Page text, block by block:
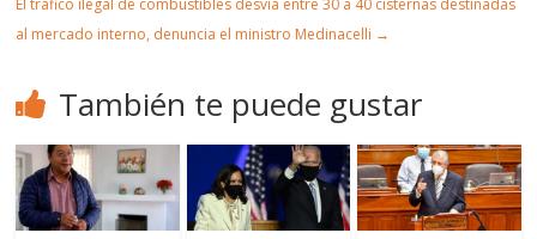
El tráfico ilegal de combustibles desvía entre 30 a 40 cisternas destinadas
al mercado interno, denuncia el ministro Medinacelli →
También te puede gustar